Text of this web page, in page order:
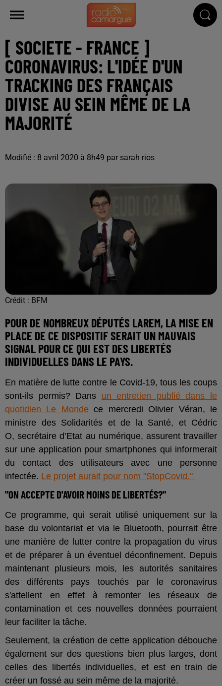
[ SOCIETE - FRANCE ]
CORONAVIRUS: L'IDÉE D'UN
TRACKING DES FRANÇAIS
DIVISE AU SEIN MÊME DE LA
MAJORITÉ
Modifié : 8 avril 2020 à 8h49 par sarah rios
Crédit : BFM
POUR DE NOMBREUX DÉPUTÉS LAREM, LA MISE EN
PLACE DE CE DISPOSITIF SERAIT UN MAUVAIS
SIGNAL POUR CE QUI EST DES LIBERTÉS
INDIVIDUELLES DANS LE PAYS.
En matière de lutte contre le Covid-19, tous les coups
sont-ils permis? Dans un entretien publié dans le
quotidien Le Monde ce mercredi Olivier Véran, le
ministre des Solidarités et de la Santé, et Cédric
O, secrétaire d’Etat au numérique, assurent travailler
sur une application pour smartphones qui informerait
du contact des utilisateurs avec une personne
infectée. Le projet aurait pour nom "StopCovid."
"ON ACCEPTE D'AVOIR MOINS DE LIBERTÉS?"
Ce programme, qui serait utilisé uniquement sur la
base du volontariat et via le Bluetooth, pourrait être
une manière de lutter contre la propagation du virus
et de préparer à un éventuel déconfinement. Depuis
maintenant plusieurs mois, les autorités sanitaires
des différents pays touchés par le coronavirus
s'attellent en effet à remonter les réseaux de
contamination et ces nouvelles données pourraient
leur faciliter la tâche.
Seulement, la création de cette application débouche
également sur des questions bien plus larges, dont
celles des libertés individuelles, et est en train de
créer un fossé au sein même de la majorité.